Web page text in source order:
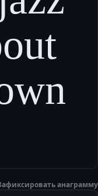
анаграмму